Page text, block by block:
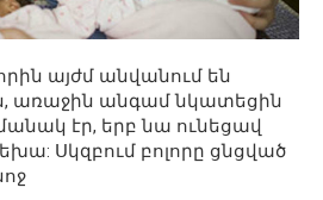
այժմ անվանում են
առաջին անգամ նկատեցին
էր, երբ նա ունեցավ
Սկզբում բոլորը ցնցված